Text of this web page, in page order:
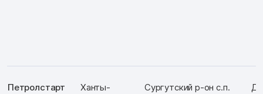
Петролстарт
Ханты-
Сургутский р-он с.п.
Д: